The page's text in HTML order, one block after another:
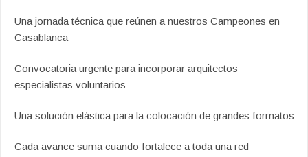
Una jornada técnica que reúnen a nuestros Campeones en
Casablanca
Convocatoria urgente para incorporar arquitectos
especialistas voluntarios
Una solución elástica para la colocación de grandes formatos
Cada avance suma cuando fortalece a toda una red